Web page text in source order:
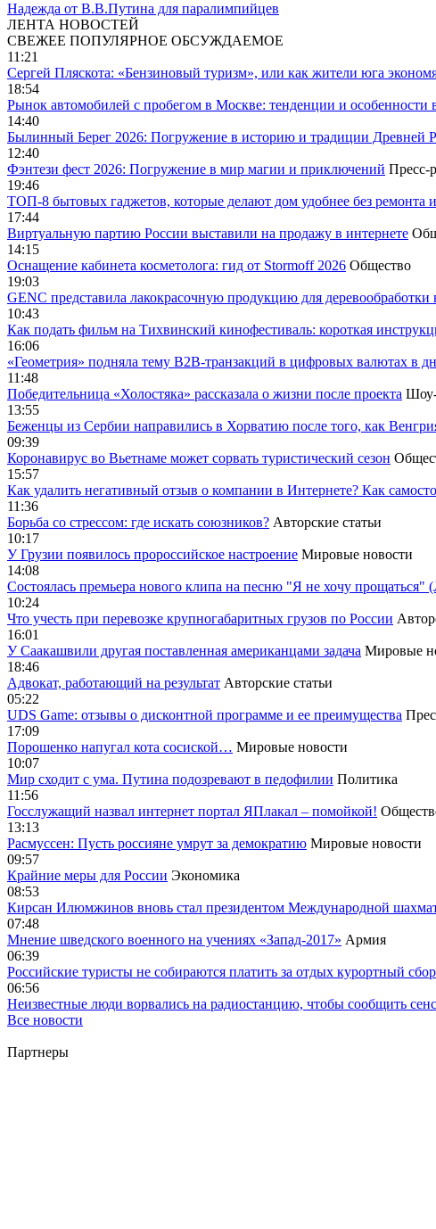
Надежда от В.В.Путина для паралимпийцев
ЛЕНТА НОВОСТЕЙ
СВЕЖЕЕ ПОПУЛЯРНОЕ ОБСУЖДАЕМОЕ
11:21
Сергей Пляскота: «Бензиновый туризм», или как жители юга
18:54
Рынок автомобилей с пробегом в Москве: тенденции и особенности
14:40
Былинный Берег 2026: Погружение в историю и традиции Древней
12:40
Фэнтези фест 2026: Погружение в мир магии и приключений Пресс-
19:46
ТОП-8 бытовых гаджетов, которые делают дом удобнее без ремонта
17:44
Виртуальную партию России выставили на продажу в интернете
14:15
Оснащение кабинета косметолога: гид от Stormoff 2026 Общество
19:03
GENC представила лакокрасочную продукцию для
10:43
Как подать фильм на Тихвинский кинофестиваль: короткая
16:06
«Геометрия» подняла тему B2B-транзакций в цифровых валютах
11:48
Победительница «Холостяка» рассказала о жизни после проекта Шоу-
13:55
Беженцы из Сербии направились в Хорватию после того, как
09:39
Коронавирус во Вьетнаме может сорвать туристический сезон
15:57
Как удалить негативный отзыв о компании в Интернете? Как
11:36
Борьба со стрессом: где искать союзников? Авторские статьи
10:17
У Грузии появилось пророссийское настроение Мировые новости
14:08
Cостоялась премьера нового клипа на песню "Я не хочу прощаться"
10:24
Что учесть при перевозке крупногабаритных грузов по России
16:01
У Саакашвили другая поставленная американцами задача Мировые
18:46
Адвокат, работающий на результат Авторские статьи
05:22
UDS Game: отзывы о дисконтной программе и ее преимущества
17:09
Порошенко напугал кота сосиской… Мировые новости
10:07
Мир сходит с ума. Путина подозревают в педофилии Политика
11:56
Госслужащий назвал интернет портал ЯПлакал – помойкой!
13:13
Расмуссен: Пусть россияне умрут за демократию Мировые новости
09:57
Крайние меры для России Экономика
08:53
Кирсан Илюмжинов вновь стал президентом Международной
07:48
Мнение шведского военного на учениях «Запад-2017» Армия
06:39
Российские туристы не собираются платить за отдых курортный сбор
06:56
Неизвестные люди ворвались на радиостанцию, чтобы сообщить
Все новости
Партнеры